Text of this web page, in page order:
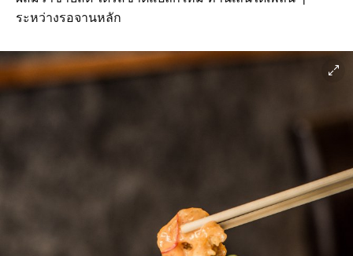
ระหว่างรอจานหลัก